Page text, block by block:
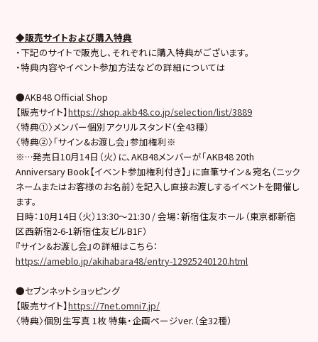
◆販売サイトおよび購入特典
・下記のサイトで販売し、それぞれに購入特典がございます。
・特典内容やイベント参加方法などの詳細については
●AKB48 Official Shop
【販売サイト】https://shop.akb48.co.jp/selection/list/3889
〈特典①〉メンバー個別アクリルスタンド（全43種）
〈特典②〉「サイン&お渡し会」参加権利※
※…発売日10月14日（火）に、AKB48メンバーが「AKB48 20th
Anniversary Book【イベント参加権利付き】」に直筆サイン＆宛名（ニック
ネームまたはお客様のお名前）を記入し直接お渡しするイベントを開催し
ます。
日時：10月14日（火）13:30〜21:30 / 会場：新宿住友ホール（東京都新宿
区西新宿2-6-1新宿住友ビルB1F）
『サイン&お渡し会』の詳細はこちら：
https://ameblo.jp/akihabara48/entry-12925240120.html
●セブンネットショッピング
【販売サイト】https://7net.omni7.jp/
〈特典〉個別生写真 1枚 特集・企画ページver.（全32種）